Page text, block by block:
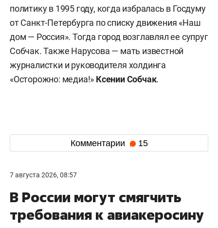
политику в 1995 году, когда избралась в Госдуму
от Санкт-Петербурга по списку движения «Наш
дом — Россия». Тогда город возглавлял ее супруг
Собчак. Также Нарусова — мать известной
журналистки и руководителя холдинга
«Осторожно: медиа!» Ксении Собчак.
Комментарии 15
7 августа 2026, 08:57
В России могут смягчить
требования к авиакеросину